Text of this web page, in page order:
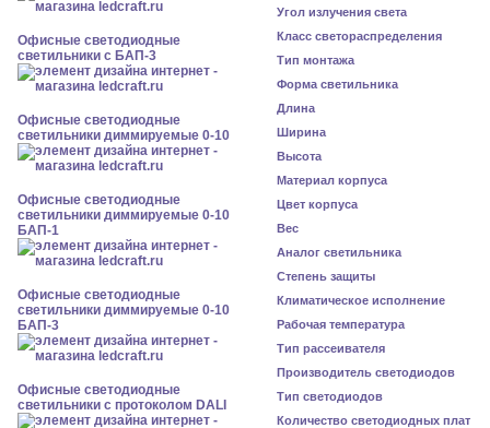
Офисные светодиодные
светильники с БАП-3
Офисные светодиодные
светильники диммируемые 0-10
Офисные светодиодные
светильники диммируемые 0-10
БАП-1
Офисные светодиодные
светильники диммируемые 0-10
БАП-3
Офисные светодиодные
светильники с протоколом DALI
Угол излучения света
Класс светораспределения
Тип монтажа
Форма светильника
Длина
Ширина
Высота
Материал корпуса
Цвет корпуса
Вес
Аналог светильника
Степень защиты
Климатическое исполнение
Рабочая температура
Тип рассеивателя
Производитель светодиодов
Тип светодиодов
Количество светодиодных плат